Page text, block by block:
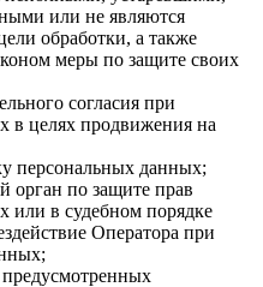
или не являются
обработки, а также
меры по защите своих
согласия при
в целях продвижения на
персональных данных;
орган по защите прав
или в судебном порядке
Оператора при